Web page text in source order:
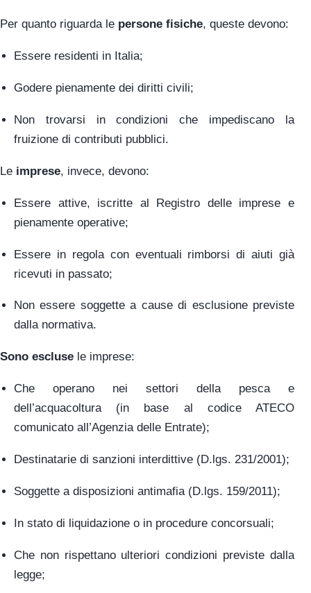
Per quanto riguarda le persone fisiche, queste devono:
Essere residenti in Italia;
Godere pienamente dei diritti civili;
Non trovarsi in condizioni che impediscano la
fruizione di contributi pubblici.
Le imprese, invece, devono:
Essere attive, iscritte al Registro delle imprese e
pienamente operative;
Essere in regola con eventuali rimborsi di aiuti già
ricevuti in passato;
Non essere soggette a cause di esclusione previste
dalla normativa.
Sono escluse le imprese:
Che operano nei settori della pesca e
dell’acquacoltura (in base al codice ATECO
comunicato all’Agenzia delle Entrate);
Destinatarie di sanzioni interdittive (D.lgs. 231/2001);
Soggette a disposizioni antimafia (D.lgs. 159/2011);
In stato di liquidazione o in procedure concorsuali;
Che non rispettano ulteriori condizioni previste dalla
legge;